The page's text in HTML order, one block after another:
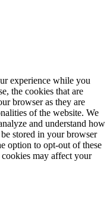
experience while you
the cookies that are
browser as they are
of the website. We
and understand how
stored in your browser
option to opt-out of these
may affect your